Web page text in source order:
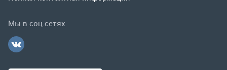
Спецпредложения